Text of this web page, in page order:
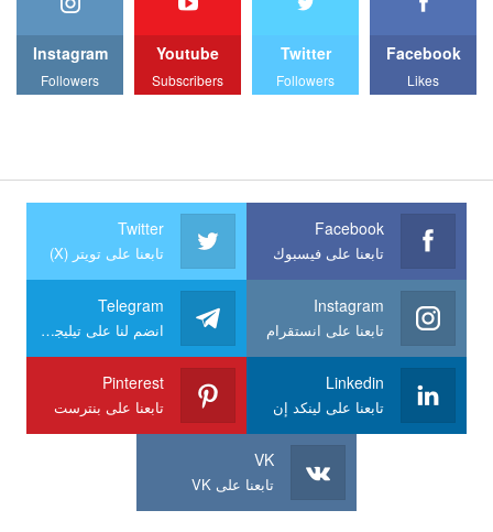
Facebook
Likes
Twitter
Followers
Youtube
Subscribers
Instagram
Followers
Facebook
تابعنا على فيسبوك
Twitter
تابعنا على تويتر (X)
Instagram
تابعنا على انستقرام
Telegram
انضم لنا على تيليجرام
Linkedin
تابعنا على لينكد إن
Pinterest
تابعنا على بنترست
VK
تابعنا على VK